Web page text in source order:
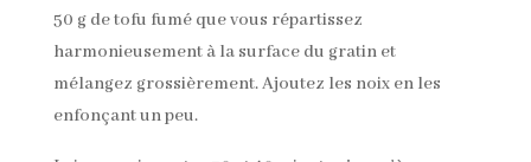
50 g de tofu fumé que vous répartissez
harmonieusement à la surface du gratin et
mélangez grossièrement. Ajoutez les noix en les
enfonçant un peu.